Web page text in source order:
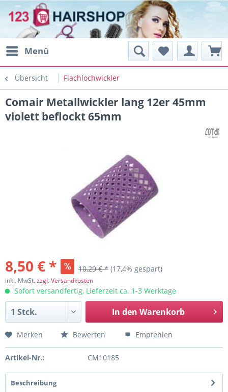
Menü
Übersicht Flachlochwickler
Comair Metallwickler lang 12er 45mm
violett beflockt 65mm
8,50 € * 10,29 € * (17,4% gespart)
inkl. MwSt.zzgl. Versandkosten
Sofort versandfertig, Lieferzeit ca. 1-3 Werktage
In den Warenkorb
Merken Bewerten Empfehlen
Artikel-Nr.: CM10185
Beschreibung